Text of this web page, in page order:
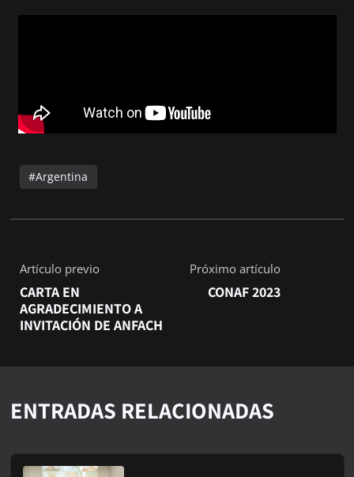
Argentina
Artículo previo
CARTA EN
AGRADECIMIENTO A
INVITACIÓN DE ANFACH
Próximo artículo
CONAF 2023
ENTRADAS RELACIONADAS